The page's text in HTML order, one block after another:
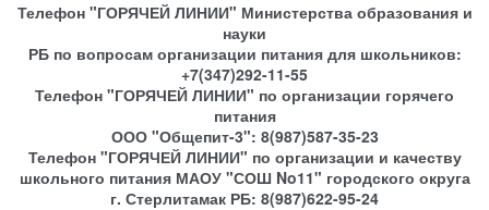
Телефон "ГОРЯЧЕЙ ЛИНИИ" Министерства образования и
науки
РБ по вопросам организации питания для школьников:
+7(347)292-11-55
Телефон "ГОРЯЧЕЙ ЛИНИИ" по организации горячего
питания
ООО "Общепит-3": 8(987)587-35-23
Телефон "ГОРЯЧЕЙ ЛИНИИ" по организации и качеству
школьного питания МАОУ "СОШ No11" городского округа
г. Стерлитамак РБ: 8(987)622-95-24